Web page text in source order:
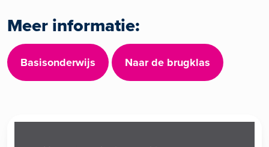
Meer informatie:
Basisonderwijs Naar de brugklas